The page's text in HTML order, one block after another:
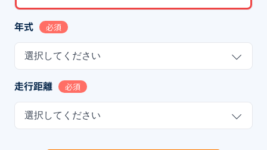
年式 必須
選択してください
走行距離 必須
選択してください